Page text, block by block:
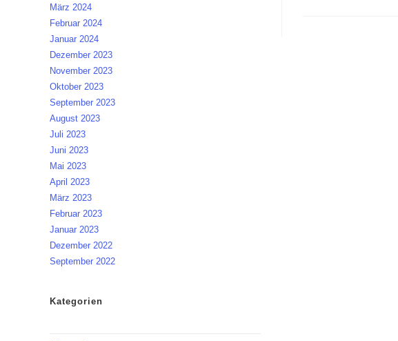
März 2024
Februar 2024
Januar 2024
Dezember 2023
November 2023
Oktober 2023
September 2023
August 2023
Juli 2023
Juni 2023
Mai 2023
April 2023
März 2023
Februar 2023
Januar 2023
Dezember 2022
September 2022
Kategorien